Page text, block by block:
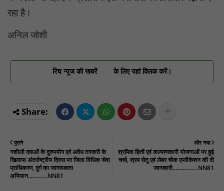
रहा है।
अनिल जोशी
रिच न्यूज की खबरें के लिए यहां क्लिक करें।
और नया
श्रमिक हितों एवं कल्याणकारी योजनाओं पर हुई
चर्चा, श्रम सेतु एवं लेबर चौक एप्लीकेशन की दी
जानकारी.................NN81
पुराने
नशीली दवाओं के दुरुपयोग एवं अवैध तस्करी के
खिलाफ अंतर्राष्ट्रीय दिवस पर जिला विधिक सेवा
प्राधिकरण, दुर्ग का जागरूकता
अभियान.............NN81